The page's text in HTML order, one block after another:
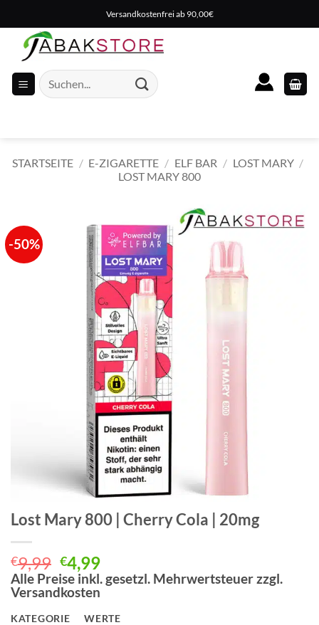
Inhalt
springen
Versandkostenfrei ab 90,00€
Suche
nach:
STARTSEITE / E-ZIGARETTE / ELF BAR / LOST MARY /
LOST MARY 800
-50%
Lost Mary 800 | Cherry Cola | 20mg
€9,99 Ursprünglicher
Preis
war:
€9,99
€4,99Aktueller
Preis
€4,99.
Alle Preise inkl. gesetzl. Mehrwertsteuer zzgl.
Versandkosten
KATEGORIE
WERTE